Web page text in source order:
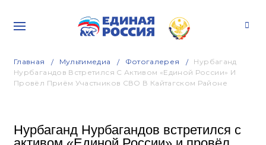
Главная Мультимедиа Фотогалерея
Нурбаганд
Нурбагандов Встретился С Активом «Единой России» И
Провёл Приём Участников СВО В Кайтагском Районе
Нурбаганд Нурбагандов встретился с